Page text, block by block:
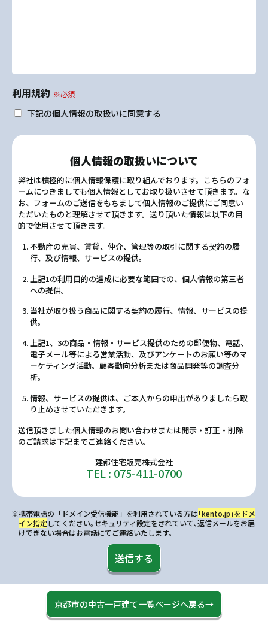
利用規約 ※必須
下記の個人情報の取扱いに同意する
個人情報の取扱いについて
弊社は積極的に個人情報保護に取り組んでおります。こちらのフォ
ームにつきましても個人情報としてお取り扱いさせて頂きます。な
お、フォームのご送信をもちまして個人情報のご提供にご同意い
ただいたものと理解させて頂きます。送り頂いた情報は以下の目
的で使用させて頂きます。
不動産の売買、賃貸、仲介、管理等の取引に関する契約の履
行、及び情報、サービスの提供。
上記1の利用目的の達成に必要な範囲での、個人情報の第三者
への提供。
当社が取り扱う商品に関する契約の履行、情報、サービスの提
供。
上記1、3の商品・情報・サービス提供のための郵便物、電話、
電子メール等による営業活動、及びアンケートのお願い等のマ
ーケティング活動。顧客動向分析または商品開発等の調査分
析。
情報、サービスの提供は、ご本人からの申出がありましたら取
り止めさせていただきます。
送信頂きました個人情報のお問い合わせまたは開示・訂正・削除
のご請求は下記までご連絡ください。
建都住宅販売株式会社
TEL : 075-411-0700
※携帯電話の「ドメイン受信機能」を利用されている方は｢kento.jp｣をドメ
イン指定してください｡セキュリティ設定をされていて､返信メールをお届
けできない場合はお電話にてご連絡いたします。
送信する
京都市の中古一戸建て一覧ページへ戻る→